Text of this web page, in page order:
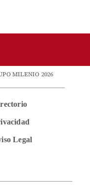
MILENIO 2026
Legal